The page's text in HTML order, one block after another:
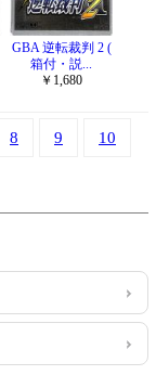
GBA 逆転裁判 2 (
箱付・説...
￥1,680
8 9 10